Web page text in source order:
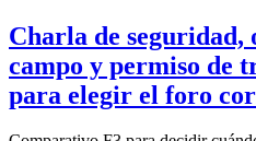
Charla de seguridad,
campo y permiso de
para elegir el foro